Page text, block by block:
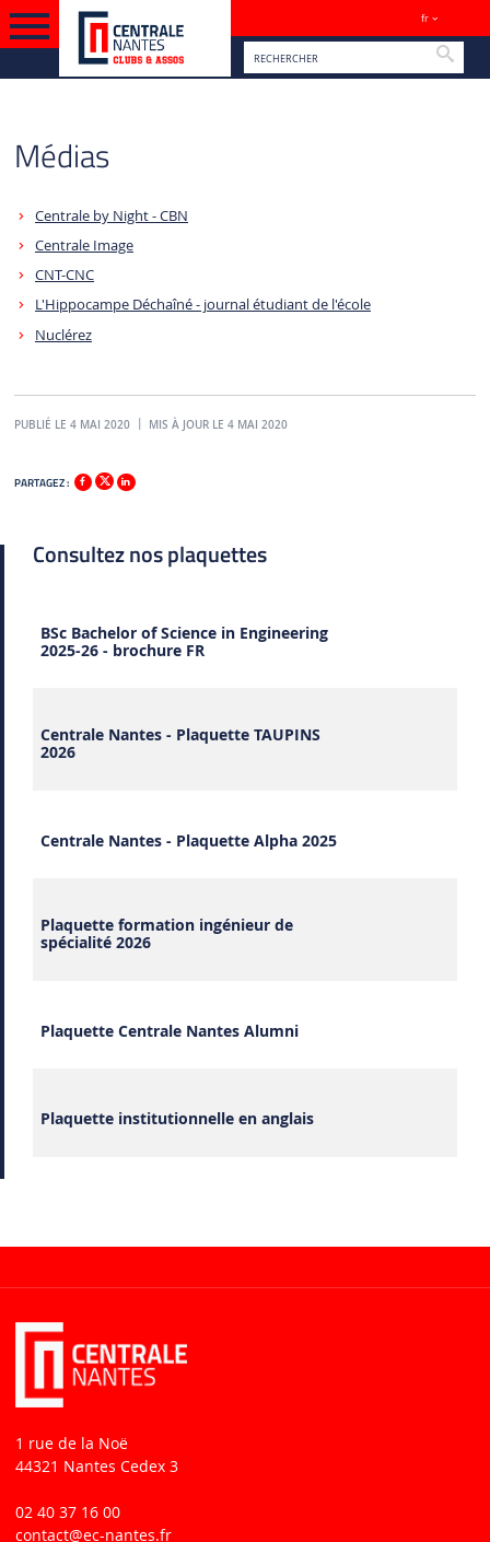
fr
Médias
Centrale by Night - CBN
Centrale Image
CNT-CNC
L'Hippocampe Déchaîné - journal étudiant de l'école
Nuclérez
PUBLIÉ LE 4 MAI 2020 MIS À JOUR LE 4 MAI 2020
PARTAGEZ :
Consultez nos plaquettes
BSc Bachelor of Science in Engineering
2025-26 - brochure FR
Centrale Nantes - Plaquette TAUPINS
2026
Centrale Nantes - Plaquette Alpha 2025
Plaquette formation ingénieur de
spécialité 2026
Plaquette Centrale Nantes Alumni
Plaquette institutionnelle en anglais
1 rue de la Noë
44321 Nantes Cedex 3
02 40 37 16 00
contact@ec-nantes.fr